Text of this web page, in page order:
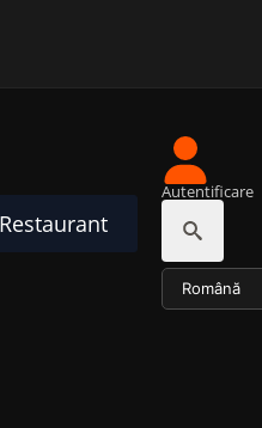
Restaurant
Autentificare
Search for:
Română